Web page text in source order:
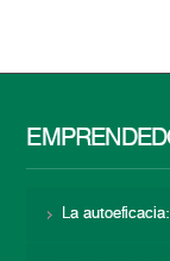
La